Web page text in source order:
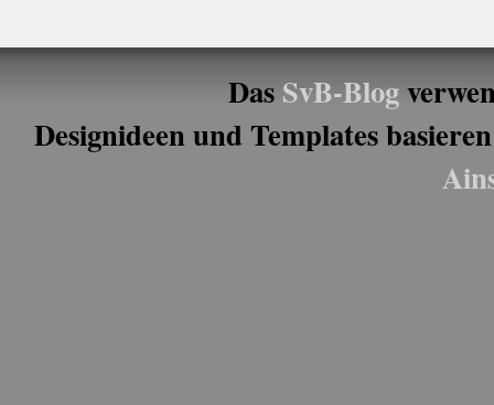
DasSvB-Blog
Designideen und Templates